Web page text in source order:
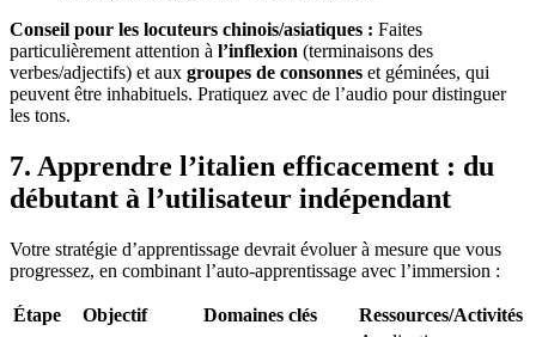
Conseil pour les locuteurs chinois/asiatiques : Faites
particulièrement attention à l’inflexion (terminaisons des
verbes/adjectifs) et aux groupes de consonnes et géminées, qui
peuvent être inhabituels. Pratiquez avec de l’audio pour distinguer
les tons.
7. Apprendre l’italien efficacement : du
débutant à l’utilisateur indépendant
Votre stratégie d’apprentissage devrait évoluer à mesure que vous
progressez, en combinant l’auto-apprentissage avec l’immersion :
Étape Objectif Domaines clés
Ressources/Activités